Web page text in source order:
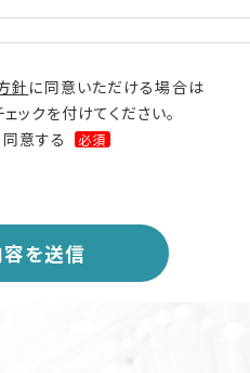
針 に同意いただける場合は
ェックを付けてください。
同意する
必須